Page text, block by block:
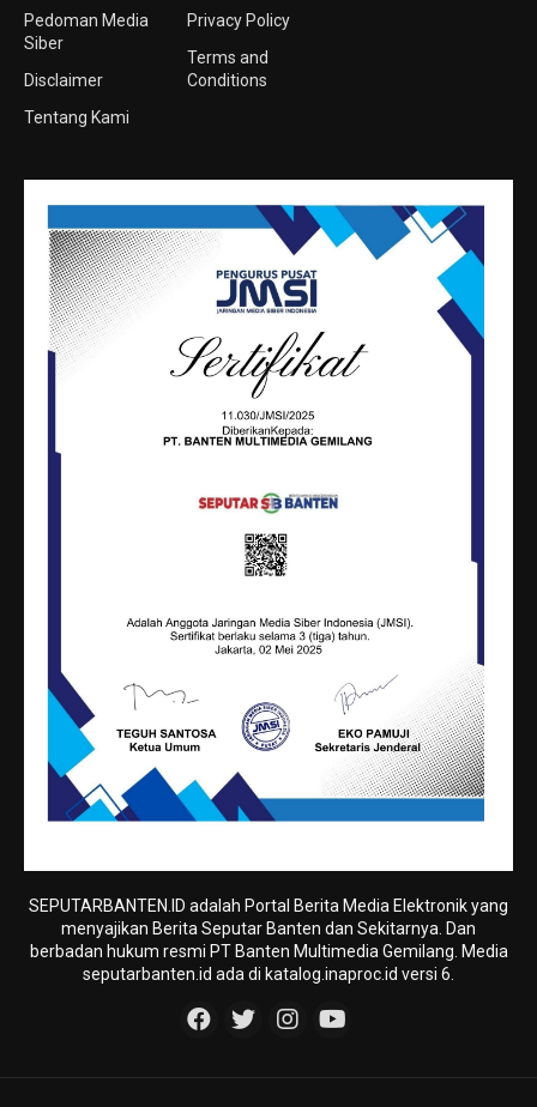
Pedoman Media
Siber
Disclaimer
Tentang Kami
Privacy Policy
Terms and
Conditions
SEPUTARBANTEN.ID adalah Portal Berita Media Elektronik yang
menyajikan Berita Seputar Banten dan Sekitarnya. Dan
berbadan hukum resmi PT Banten Multimedia Gemilang. Media
seputarbanten.id ada di katalog.inaproc.id versi 6.